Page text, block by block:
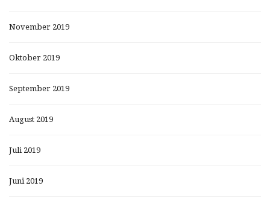
November 2019
Oktober 2019
September 2019
August 2019
Juli 2019
Juni 2019